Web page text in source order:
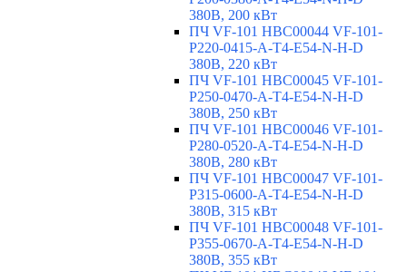
380В, 200 кВт
ПЧ VF-101 HBC00044 VF-101-
P220-0415-A-T4-E54-N-H-D
380В, 220 кВт
ПЧ VF-101 HBC00045 VF-101-
P250-0470-A-T4-E54-N-H-D
380В, 250 кВт
ПЧ VF-101 HBC00046 VF-101-
P280-0520-A-T4-E54-N-H-D
380В, 280 кВт
ПЧ VF-101 HBC00047 VF-101-
P315-0600-A-T4-E54-N-H-D
380В, 315 кВт
ПЧ VF-101 HBC00048 VF-101-
P355-0670-A-T4-E54-N-H-D
380В, 355 кВт